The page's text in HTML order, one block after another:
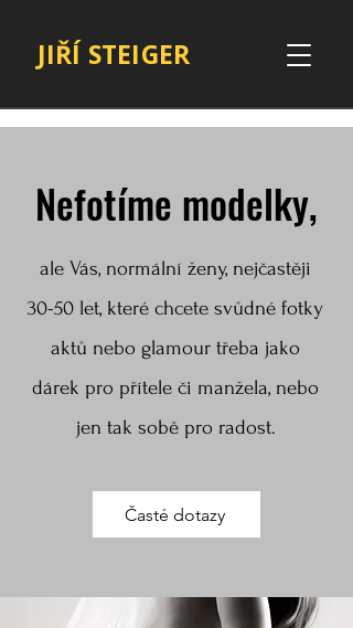
JIŘÍ STEIGER
Nefotíme modelky,
ale Vás, normální ženy, nejčastěji
30-50 let, které chcete svůdné fotky
aktů nebo glamour třeba jako
dárek pro přítele či manžela, nebo
jen tak sobě pro radost.
Časté dotazy